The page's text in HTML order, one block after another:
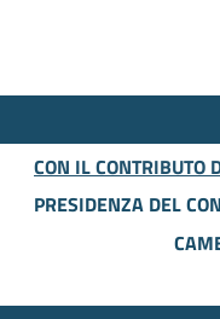
CON IL CONTRIBUTO
PRESIDENZA DEL